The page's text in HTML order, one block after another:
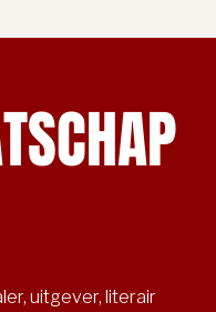
uitgever, literair